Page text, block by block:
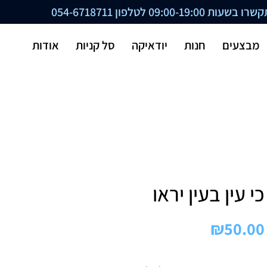
09:00-19:00 לטלפון 054-6718711
מבצעים חנות יודאיקה סל קניות אודות
כי עין בעין יראו
₪50.00